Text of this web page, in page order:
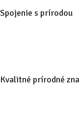
Spojenie s prírodou
Kvalitné prírodné